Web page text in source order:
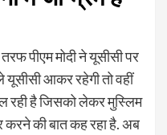
पीएम मोदी ने यूसीसी पर
आकर रहेगी तो वहीं
रही है जिसको लेकर मुस्लिम
करने की बात कह रहा है. अब